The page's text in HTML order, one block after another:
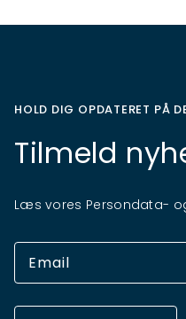
HOLD DIG OPDATERET PÅ
Tilmeld
Læs vores Persondata-